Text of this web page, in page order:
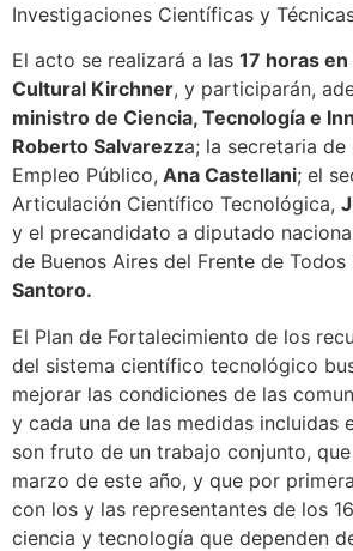
Investigaciones Científicas y
El acto se realizará a las 17 horas
Cultural Kirchner, y participarán,
ministro de Ciencia, Tecnología e
Roberto Salvarezza; la secretaria de
Empleo Público, Ana Castellani; el
Articulación Científico Tecnológica,
y el precandidato a diputado
de Buenos Aires del Frente de Todos
Santoro.
El Plan de Fortalecimiento de los
del sistema científico tecnológico
mejorar las condiciones de las
y cada una de las medidas incluidas
son fruto de un trabajo conjunto,
marzo de este año, y que por
con los y las representantes de los
ciencia y tecnología que dependen